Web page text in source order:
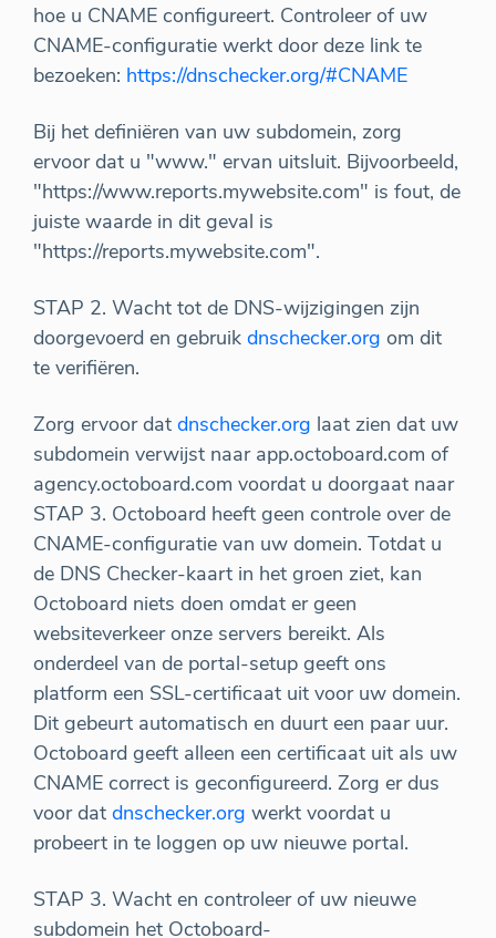
hoe u CNAME configureert. Controleer of uw
CNAME-configuratie werkt door deze link te
bezoeken: https://dnschecker.org/#CNAME
Bij het definiëren van uw subdomein, zorg
ervoor dat u "www." ervan uitsluit. Bijvoorbeeld,
"https://www.reports.mywebsite.com" is fout, de
juiste waarde in dit geval is
"https://reports.mywebsite.com".
STAP 2. Wacht tot de DNS-wijzigingen zijn
doorgevoerd en gebruik dnschecker.org om dit
te verifiëren.
Zorg ervoor dat dnschecker.org laat zien dat uw
subdomein verwijst naar app.octoboard.com of
agency.octoboard.com voordat u doorgaat naar
STAP 3. Octoboard heeft geen controle over de
CNAME-configuratie van uw domein. Totdat u
de DNS Checker-kaart in het groen ziet, kan
Octoboard niets doen omdat er geen
websiteverkeer onze servers bereikt. Als
onderdeel van de portal-setup geeft ons
platform een SSL-certificaat uit voor uw domein.
Dit gebeurt automatisch en duurt een paar uur.
Octoboard geeft alleen een certificaat uit als uw
CNAME correct is geconfigureerd. Zorg er dus
voor dat dnschecker.org werkt voordat u
probeert in te loggen op uw nieuwe portal.
STAP 3. Wacht en controleer of uw nieuwe
subdomein het Octoboard-